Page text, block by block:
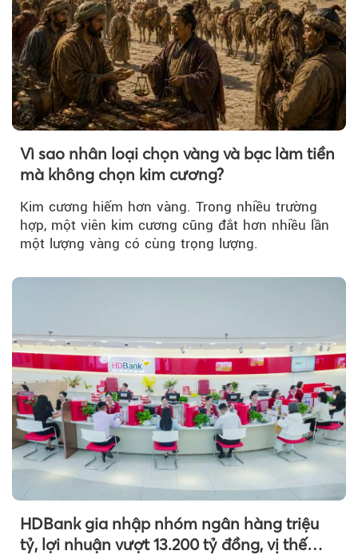
Vì sao nhân loại chọn vàng và bạc làm tiền
mà không chọn kim cương?
Kim cương hiếm hơn vàng. Trong nhiều trường
hợp, một viên kim cương cũng đắt hơn nhiều lần
một lượng vàng có cùng trọng lượng.
HDBank gia nhập nhóm ngân hàng triệu
tỷ, lợi nhuận vượt 13.200 tỷ đồng, vị thế